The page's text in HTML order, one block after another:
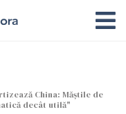
China: Măștile de
decât utilă"